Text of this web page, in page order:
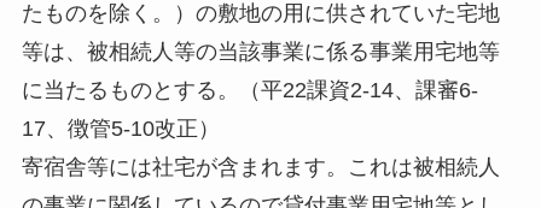
たものを除く。）の敷地の用に供されていた宅地
等は、被相続人等の当該事業に係る事業用宅地等
に当たるものとする。（平22課資2-14、課審6-
17、徴管5-10改正）
寄宿舎等には社宅が含まれます。これは被相続人